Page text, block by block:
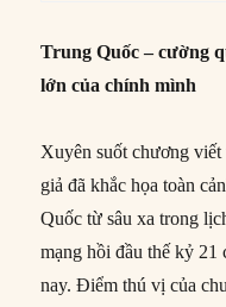
Trung Quốc – cường
lớn của chính mình
Xuyên suốt chương
giả đã khắc họa toàn
Quốc từ sâu xa trong
mạng hồi đầu thế kỷ 21
nay. Điểm thú vị của